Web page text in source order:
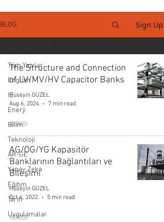
BLOG Sign Up
Tüm Yazılar
English
IE
Enerji
Bilim
Teknoloji
AR-GE
Yapay Zeka
Eğitim
Tarih
Uygulamalar
The Structure and Connection
of LV/MV/HV Capacitor Banks
Hüseyin GÜZEL
Aug 6, 2024
7 min read
AG/OG/YG Kapasitör
Banklarının Bağlantıları ve
Bileşimi
Hüseyin GÜZEL
Oct 6, 2022
5 min read